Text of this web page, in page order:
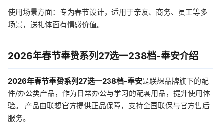
使用场景方面：专为春节设计，适用于亲友、商务、员工等多
场景，送礼体面有情感价值。
2026年春节奉贽系列27选一238档-奉安介绍
2026年春节奉贽系列27选一238档-奉安是联想品牌旗下的配
件/办公类产品，作为日常办公与学习的配套用品，提升使用体
验。 产品由联想官方提供正品保障，支持全国联保与官方售后
服务。